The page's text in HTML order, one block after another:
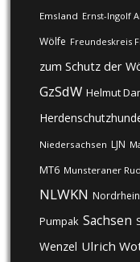
Emsland Ernst-Ingolf
Wölfe Freundeskreis
zum Schutz der
GzSdW Helmut
Niedersachsen LJN
MT6 Munsteraner
NLWKN
Pumpak Sachsen
Wenzel Ulrich